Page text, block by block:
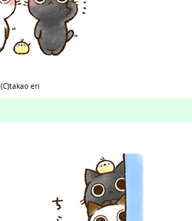
(C)takao eri